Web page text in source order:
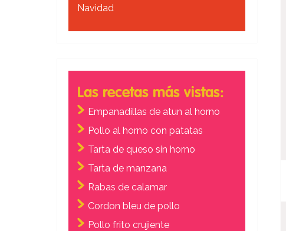
Navidad
Las recetas más vistas:
Empanadillas de atun al horno
Pollo al horno con patatas
Tarta de queso sin horno
Tarta de manzana
Rabas de calamar
Cordon bleu de pollo
Pollo frito crujiente